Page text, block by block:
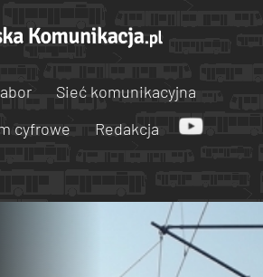
Sieć komunikacyjna
cyfrowe Redakcja